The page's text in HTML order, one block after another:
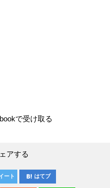
で受け取る
アする
ート はてブ